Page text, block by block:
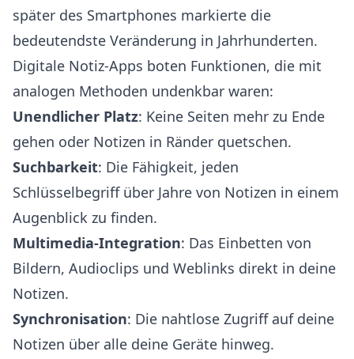
später des Smartphones markierte die
bedeutendste Veränderung in Jahrhunderten.
Digitale Notiz-Apps boten Funktionen, die mit
analogen Methoden undenkbar waren:
Unendlicher Platz: Keine Seiten mehr zu Ende
gehen oder Notizen in Ränder quetschen.
Suchbarkeit: Die Fähigkeit, jeden
Schlüsselbegriff über Jahre von Notizen in einem
Augenblick zu finden.
Multimedia-Integration: Das Einbetten von
Bildern, Audioclips und Weblinks direkt in deine
Notizen.
Synchronisation: Die nahtlose Zugriff auf deine
Notizen über alle deine Geräte hinweg.